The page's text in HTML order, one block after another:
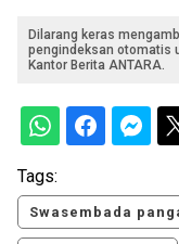
Dilarang keras
pengindeksan otomatis
Kantor Berita ANTARA.
Tags:
Swasembada